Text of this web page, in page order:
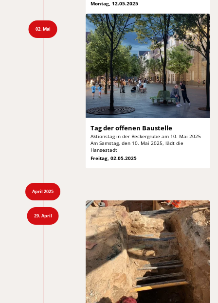
Montag, 12.05.2025
02. Mai
Tag deroffenen Baustelle
Aktionstag in der Beckergrube am 10. Mai 2025
Am Samstag, den 10. Mai 2025, lädt die
Hansestadt
Freitag, 02.05.2025
April 2025
29. April